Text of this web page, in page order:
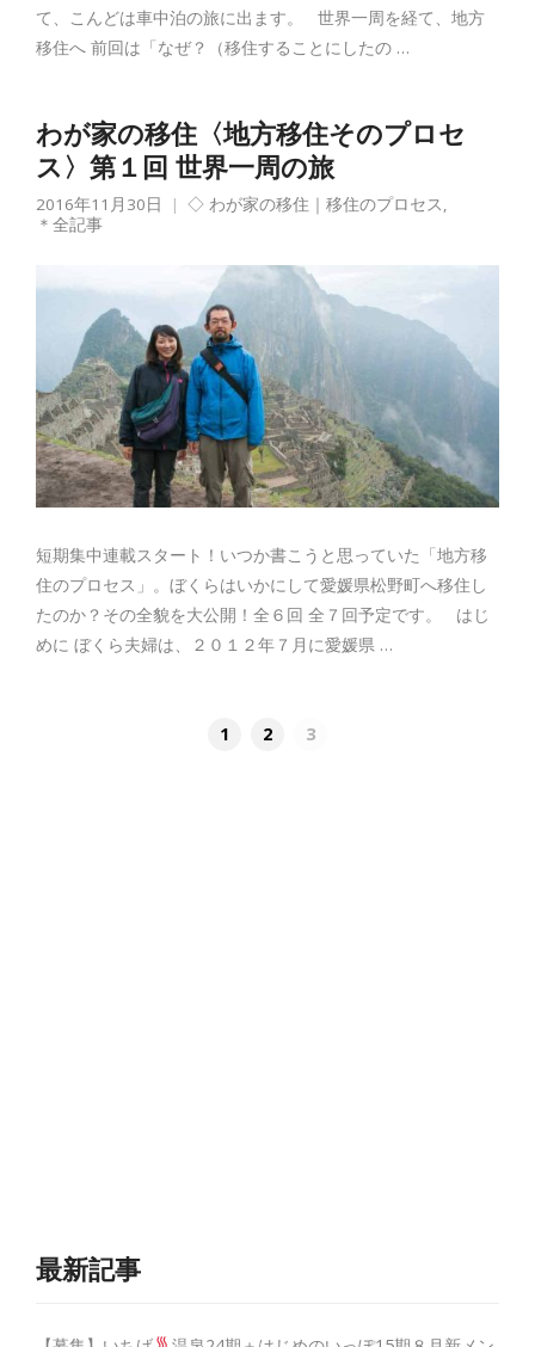
て、こんどは車中泊の旅に出ます。 世界一周を経て、地方
移住へ 前回は「なぜ？（移住することにしたの …
わが家の移住〈地方移住そのプロセ
ス〉第１回 世界一周の旅
2016年11月30日 ◇ わが家の移住｜移住のプロセス,
＊全記事
短期集中連載スタート！いつか書こうと思っていた「地方移
住のプロセス」。ぼくらはいかにして愛媛県松野町へ移住し
たのか？その全貌を大公開！全６回 全７回予定です。 はじ
めに ぼくら夫婦は、２０１２年７月に愛媛県 …
1 2 3
最新記事